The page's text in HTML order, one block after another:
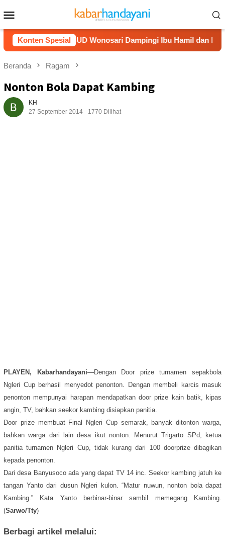
ke
kontenMobile
Konten Spesial
Tenang: RSUD Wonosari Dampingi Ibu Hamil dan Menyusui
Beranda Ragam
Nonton Bola Dapat Kambing
KH
27 September 2014
1770 Dilihat
PLAYEN, Kabarhandayani—Dengan Door prize turnamen sepakbola
Ngleri Cup berhasil menyedot penonton. Dengan membeli karcis masuk
penonton mempunyai harapan mendapatkan door prize kain batik, kipas
angin, TV, bahkan seekor kambing disiapkan panitia.
Door prize membuat Final Ngleri Cup semarak, banyak ditonton warga,
bahkan warga dari lain desa ikut nonton. Menurut Trigarto SPd, ketua
panitia turnamen Ngleri Cup, tidak kurang dari 100 doorprize dibagikan
kepada penonton.
Dari desa Banyusoco ada yang dapat TV 14 inc. Seekor kambing jatuh ke
tangan Yanto dari dusun Ngleri kulon. “Matur nuwun, nonton bola dapat
Kambing.” Kata Yanto berbinar-binar sambil memegang Kambing.
(Sarwo/Tty)
Berbagi artikel melalui: